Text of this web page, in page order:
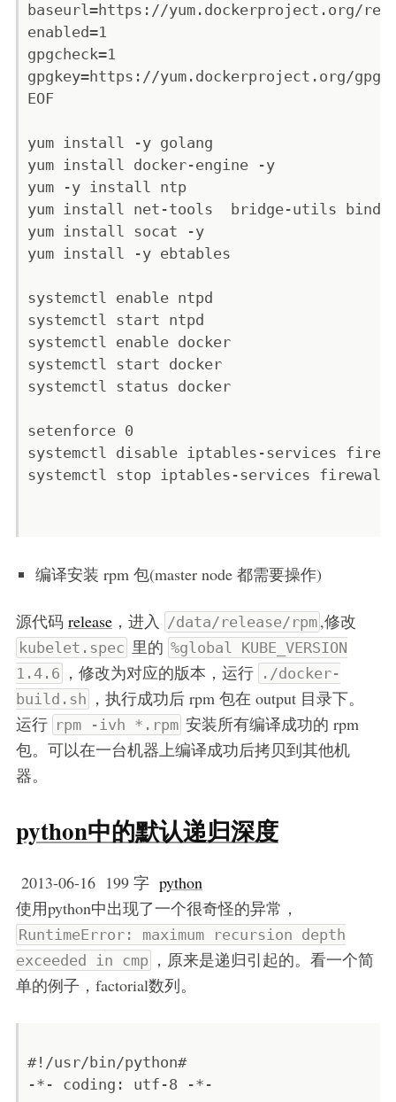
baseurl=https://yum.dockerproject.org/
enabled=1
gpgcheck=1
gpgkey=https://yum.dockerproject.org/gpg
EOF
yum install -y golang
yum install docker-engine -y
yum -y install ntp
yum install net-tools  bridge-utils
yum install socat -y
yum install -y ebtables
systemctl enable ntpd
systemctl start ntpd
systemctl enable docker
systemctl start docker
systemctl status docker
setenforce 0
systemctl disable iptables-services
systemctl stop iptables-services
编译安装 rpm 包(master node 都需要操作)
源代码 release ，进入 /data/release/rpm ,修改
kubelet.spec 里的 %global KUBE_VERSION
1.4.6 ，修改为对应的版本，运行 ./docker-
build.sh ，执行成功后 rpm 包在 output 目录下。
运行 rpm -ivh *.rpm 安装所有编译成功的 rpm
包。可以在一台机器上编译成功后拷贝到其他机
器。
python中的默认递归深度
2013-06-16 199 字 python
使用python中出现了一个很奇怪的异常，
RuntimeError: maximum recursion depth
exceeded in cmp ，原来是递归引起的。看一个简
单的例子，factorial数列。
#!/usr/bin/python#
-*- coding: utf-8 -*-